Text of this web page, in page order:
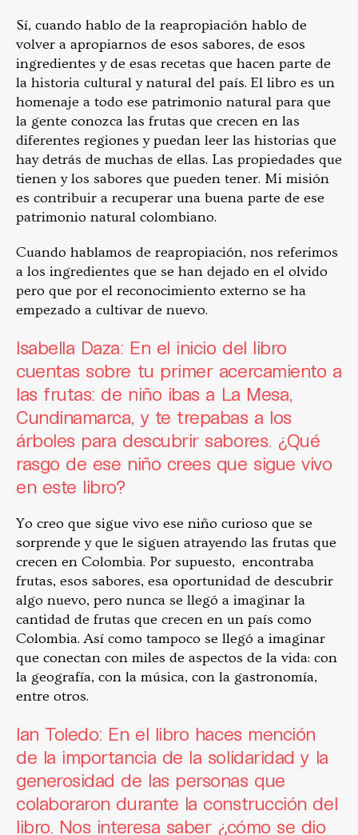
Sí, cuando hablo de la reapropiación hablo de
volver a apropiarnos de esos sabores, de esos
ingredientes y de esas recetas que hacen parte de
la historia cultural y natural del país. El libro es un
homenaje a todo ese patrimonio natural para que
la gente conozca las frutas que crecen en las
diferentes regiones y puedan leer las historias que
hay detrás de muchas de ellas. Las propiedades que
tienen y los sabores que pueden tener. Mi misión
es contribuir a recuperar una buena parte de ese
patrimonio natural colombiano.
Cuando hablamos de reapropiación, nos referimos
a los ingredientes que se han dejado en el olvido
pero que por el reconocimiento externo se ha
empezado a cultivar de nuevo.
Isabella Daza: En el inicio del libro
cuentas sobre tu primer acercamiento a
las frutas: de niño ibas a La Mesa,
Cundinamarca, y te trepabas a los
árboles para descubrir sabores. ¿Qué
rasgo de ese niño crees que sigue vivo
en este libro?
Yo creo que sigue vivo ese niño curioso que se
sorprende y que le siguen atrayendo las frutas que
crecen en Colombia. Por supuesto, encontraba
frutas, esos sabores, esa oportunidad de descubrir
algo nuevo, pero nunca se llegó a imaginar la
cantidad de frutas que crecen en un país como
Colombia. Así como tampoco se llegó a imaginar
que conectan con miles de aspectos de la vida: con
la geografía, con la música, con la gastronomía,
entre otros.
Ian Toledo: En el libro haces mención
de la importancia de la solidaridad y la
generosidad de las personas que
colaboraron durante la construcción del
libro. Nos interesa saber ¿cómo se dio